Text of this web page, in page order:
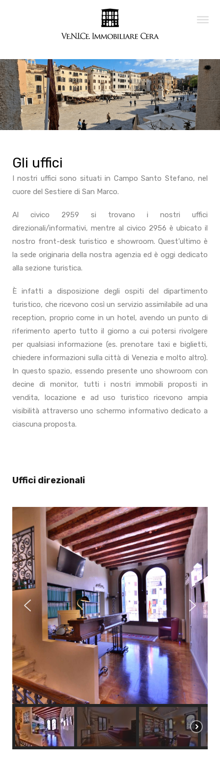
Gli uffici
I nostri uffici sono situati in Campo Santo Stefano, nel
cuore del Sestiere di San Marco.
Al civico 2959 si trovano i nostri uffici
direzionali/informativi, mentre al civico 2956 è ubicato il
nostro front-desk turistico e showroom. Quest’ultimo è
la sede originaria della nostra agenzia ed è oggi dedicato
alla sezione turistica.
È infatti a disposizione degli ospiti del dipartimento
turistico, che ricevono così un servizio assimilabile ad una
reception, proprio come in un hotel, avendo un punto di
riferimento aperto tutto il giorno a cui potersi rivolgere
per qualsiasi informazione (es. prenotare taxi e biglietti,
chiedere informazioni sulla città di Venezia e molto altro).
In questo spazio, essendo presente uno showroom con
decine di monitor, tutti i nostri immobili proposti in
vendita, locazione e ad uso turistico ricevono ampia
visibilità attraverso uno schermo informativo dedicato a
ciascuna proposta.
Uffici direzionali